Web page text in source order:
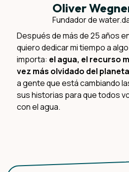
Qué esperar
Oliver
Fundador de
Después de más de 25 años
quiero dedicar mi tiempo a
importa: el agua, el recurso
vez más olvidado del
a gente que está cambiando
sus historias para que todos
con el agua.